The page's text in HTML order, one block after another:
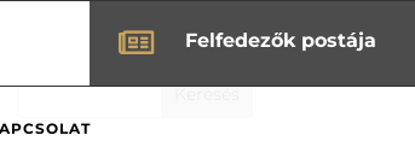
 Felfedezők postája
Keresés